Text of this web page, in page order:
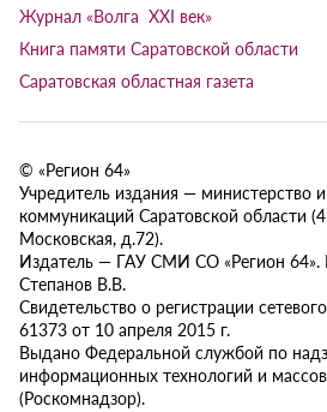
Журнал «Волга XXI век»
Книга памяти Саратовской области
Саратовская областная газета
© «Регион 64»
Учредитель издания — министерство
коммуникаций Саратовской области
Московская, д.72).
Издатель — ГАУ СМИ СО «Регион 64».
Степанов В.В.
Свидетельство о регистрации
61373 от 10 апреля 2015 г.
Выдано Федеральной службой по
информационных технологий и
(Роскомнадзор).